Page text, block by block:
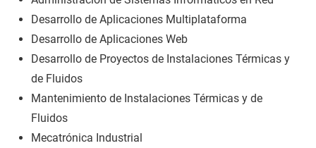
Desarrollo de Aplicaciones Multiplataforma
Desarrollo de Aplicaciones Web
Desarrollo de Proyectos de Instalaciones Térmicas y
de Fluidos
Mantenimiento de Instalaciones Térmicas y de
Fluidos
Mecatrónica Industrial